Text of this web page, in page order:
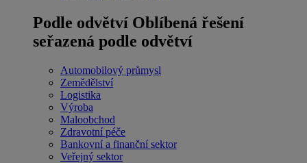
Podle odvětví Oblíbená řešení
seřazená podle odvětví
Automobilový průmysl
Zemědělství
Logistika
Výroba
Maloobchod
Zdravotní péče
Bankovní a finanční sektor
Veřejný sektor